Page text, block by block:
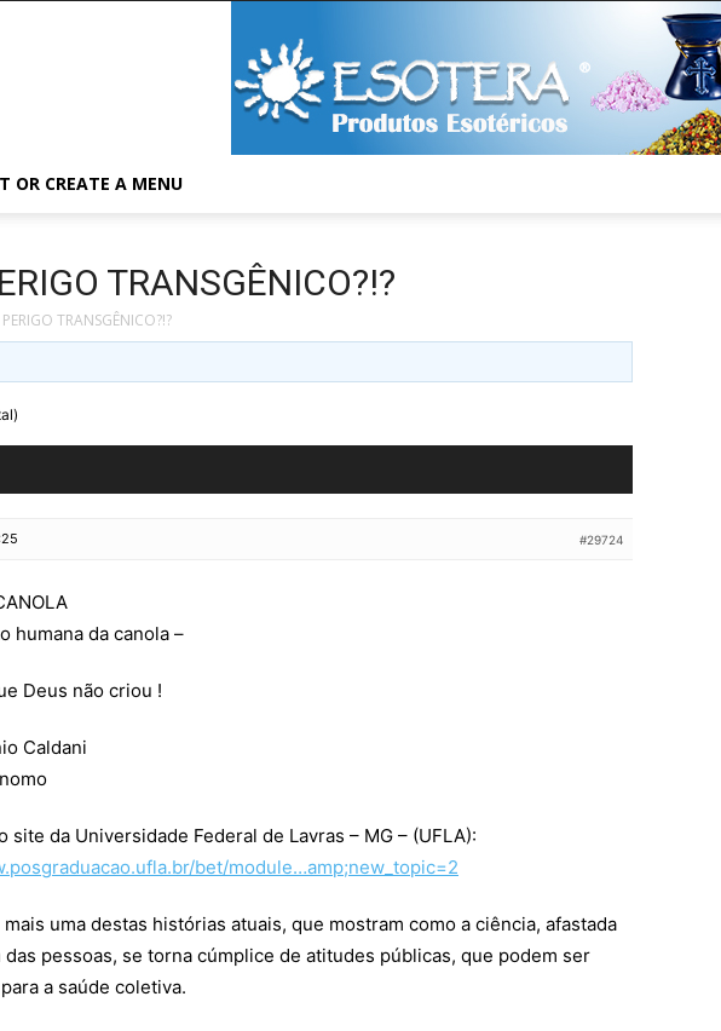
OR CREATE A MENU
TRANSGÊNICO?!?
TRANSGÊNICO?!?
#29724
humana da canola –
Deus não criou !
Caldani
site da Universidade Federal de Lavras – MG – (UFLA):
bet/module…amp;new_topic=2
mais uma destas histórias atuais, que mostram como a ciência, afastada
das pessoas, se torna cúmplice de atitudes públicas, que podem ser
a saúde coletiva.